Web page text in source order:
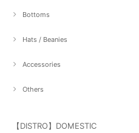
Bottoms
Hats / Beanies
Accessories
Others
【DISTRO】DOMESTIC